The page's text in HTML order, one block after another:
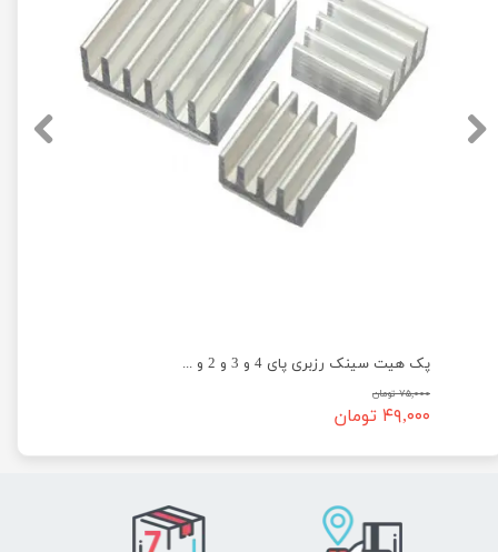
پک هیت سینک رزبری پای 4 و 3 و 2 و ...
۷۵,۰۰۰ تومان
۴۹,۰۰۰ تومان